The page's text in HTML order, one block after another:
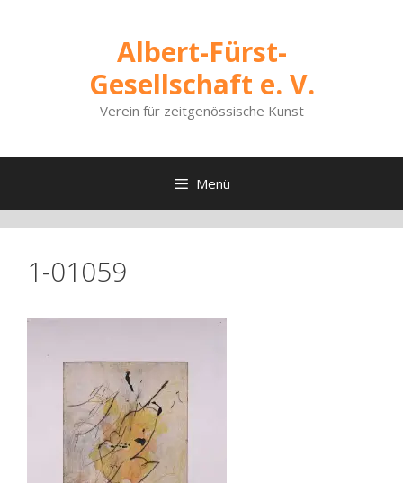
Albert-Fürst-
Gesellschaft e. V.
Verein für zeitgenössische Kunst
Menü
1-01059